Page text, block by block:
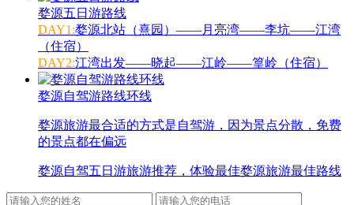
婺源五日游路线
DAY1:婺源北站（熹园）——月亮湾——李坑——江湾
（住宿）
DAY2:江湾出发——晓起——江岭——篁岭（住宿）
婺源自驾游路线环线
婺源旅游最合适的方式是自驾游，因为景点分散，免费
的景点都在偏远
婺源自驾五日游旅游推荐，体验最佳婺源旅游最佳路线